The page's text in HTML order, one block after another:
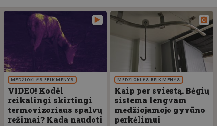
MEDŽIOKLĖS REIKMENYS
VIDEO! Kodėl
reikalingi skirtingi
termovizoriaus spalvų
režimai? Kada naudoti
MEDŽIOKLĖS REIKMENYS
Kaip per sviestą. Bėgių
sistema lengvam
medžiojamojo gyvūno
perkėlimui